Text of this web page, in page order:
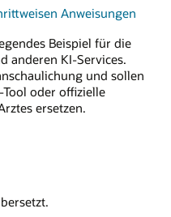
Anweisungen
Beispiel für die
anderen KI-Services.
und sollen
oder offizielle
ersetzen.